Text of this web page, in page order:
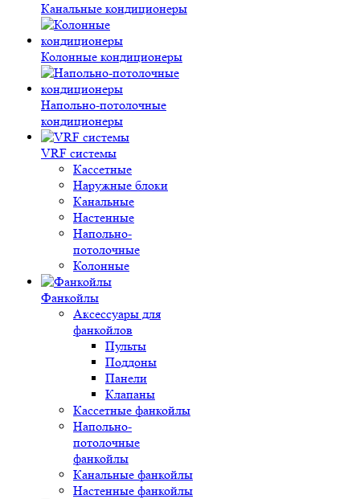
Канальные кондиционеры
Колонные кондиционеры
Напольно-потолочные
кондиционеры
VRF системы
Кассетные
Наружные блоки
Канальные
Настенные
Напольно-
потолочные
Колонные
Фанкойлы
Аксессуары для
фанкойлов
Пульты
Поддоны
Панели
Клапаны
Кассетные фанкойлы
Напольно-
потолочные
фанкойлы
Канальные фанкойлы
Настенные фанкойлы